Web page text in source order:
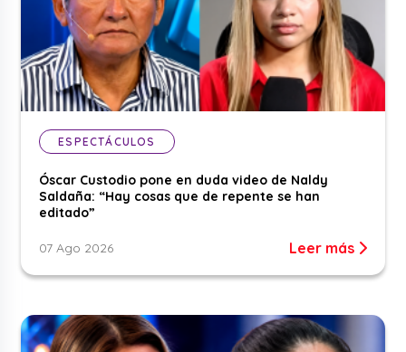
ESPECTÁCULOS
Óscar Custodio pone en duda video de Naldy
Saldaña: “Hay cosas que de repente se han
editado”
07 Ago 2026 Leer más